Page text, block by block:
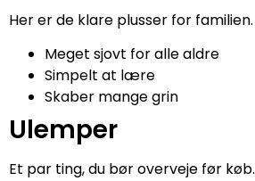
Her er de klare plusser for familien.
Meget sjovt for alle aldre
Simpelt at lære
Skaber mange grin
Ulemper
Et par ting, du bør overveje før køb.